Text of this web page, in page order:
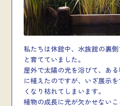
私たちは休館中、水族館の裏
と育てていました。
屋外で太陽の光を浴びて、あ
に植えたのですが、いざ展示
くなり枯れてしまいます。
植物の成長に光が欠かせない